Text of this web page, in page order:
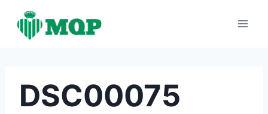
contenido
DSC00075